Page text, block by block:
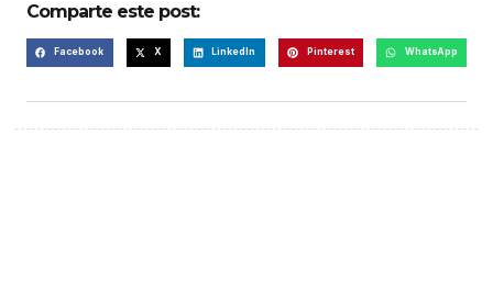
Comparte este post:
Facebook X LinkedIn Pinterest WhatsApp